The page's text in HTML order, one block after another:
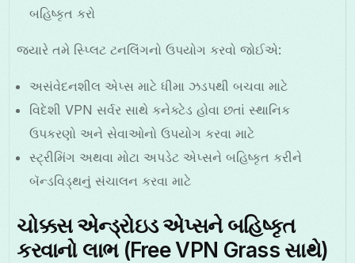
બહિષ્કૃત કરો
જ્યારે તમે સ્પ્લિટ ટનલિંગનો ઉપયોગ કરવો જોઈએ:
અસંવેદનશીલ એપ્સ માટે ધીમા ઝડપથી બચવા માટે
વિદેશી VPN સર્વર સાથે કનેક્ટેડ હોવા છતાં સ્થાનિક
ઉપકરણો અને સેવાઓનો ઉપયોગ કરવા માટે
સ્ટ્રીમિંગ અથવા મોટા અપડેટ એપ્સને બહિષ્કૃત કરીને
બૅન્ડવિડ્થનું સંચાલન કરવા માટે
ચોક્કસ એન્ડ્રોઇડ એપ્સને બહિષ્કૃત
કરવાનો લાભ (Free VPN Grass સાથે)